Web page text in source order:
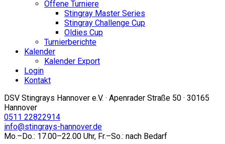
Offene Turniere
Stingray Master Series
Stingray Challenge Cup
Oldies Cup
Turnierberichte
Kalender
Kalender Export
Login
Kontakt
DSV Stingrays Hannover e.V. · Apenrader Straße 50 · 30165
Hannover
0511 22822914
info@stingrays-hannover.de
Mo.–Do.: 17.00–22.00 Uhr, Fr.–So.: nach Bedarf